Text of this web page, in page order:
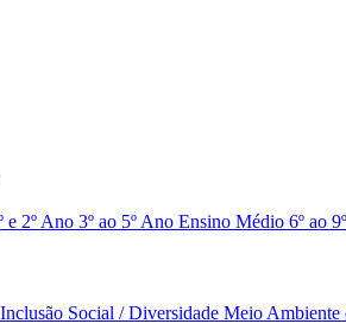
e 2º Ano 3º ao 5º Ano Ensino Médio 6º ao
Inclusão Social / Diversidade Meio Ambiente